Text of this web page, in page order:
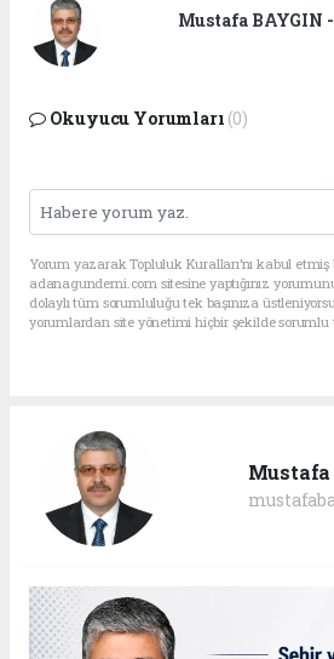
Mustafa BAYGIN
Okuyucu Yorumları (0)
Yorum yazarak Topluluk Kuralları’nı kabul
adanagundemi.com sitesine yaptığınız
dolaylı tüm sorumluluğu tek başınıza
yorumlardan site yönetimi hiçbir şekilde sorumlu
Mustafa